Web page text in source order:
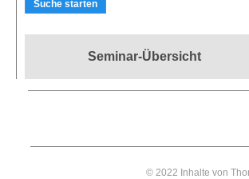
Seminar-Übersicht
© 2022 Inhalte von